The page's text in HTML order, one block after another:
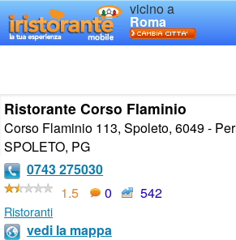
vicino a
Roma
Ristorante Corso Flaminio
Corso Flaminio 113, Spoleto, 6049 -
SPOLETO, PG
0743 275030
1.5
0 542
Ristoranti
vedi la mappa